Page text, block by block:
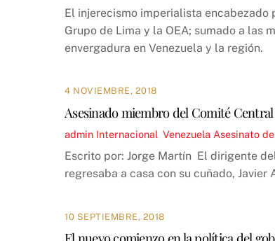
El injerecismo imperialista encabezado
Grupo de Lima y la OEA; sumado a las
envergadura en Venezuela y la región.
4 NOVIEMBRE, 2018
Asesinado miembro del Comité
admin Internacional Venezuela Asesinato
Escrito por: Jorge Martín El dirigente
regresaba a casa con su cuñado,
10 SEPTIEMBRE, 2018